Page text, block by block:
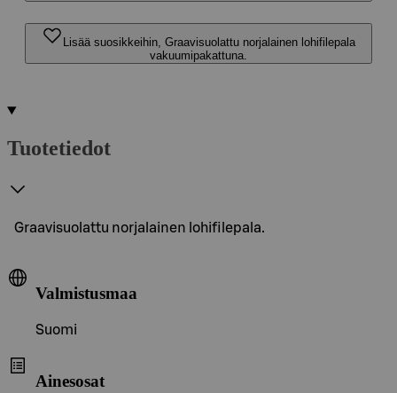
Lisää suosikkeihin, Graavisuolattu norjalainen lohifilepala
vakuumipakattuna.
Tuotetiedot
Graavisuolattu norjalainen lohifilepala.
Valmistusmaa
Suomi
Ainesosat